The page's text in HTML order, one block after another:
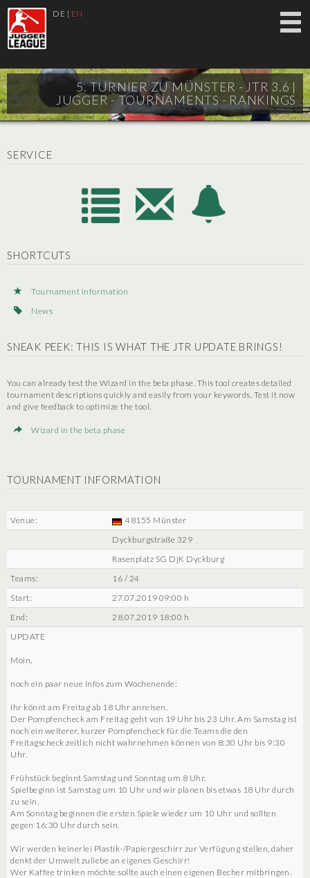
DE | EN
5. TURNIER ZU MÜNSTER - JTR 3.6 |
JUGGER - TOURNAMENTS - RANKINGS
SERVICE
SHORTCUTS
Tournament information
News
SNEAK PEEK: THIS IS WHAT THE JTR UPDATE BRINGS!
You can already test the Wizard in the beta phase. This tool creates detailed
tournament descriptions quickly and easily from your keywords. Test it now
and give feedback to optimize the tool.
Wizard in the beta phase
TOURNAMENT INFORMATION
Venue:
48155 Münster
Dyckburgstraße 329
Rasenplatz SG DjK Dyckburg
Teams:
16 / 24
Start:
27.07.2019 09:00 h
End:
28.07.2019 18:00 h
UPDATE
Moin,
noch ein paar neue Infos zum Wochenende:
Ihr könnt am Freitag ab 18 Uhr anreisen.
Der Pompfencheck am Freitag geht von 19 Uhr bis 23 Uhr. Am Samstag ist
noch ein weiterer, kurzer Pompfencheck für die Teams die den
Freitagscheck zeitlich nicht wahrnehmen können von 8:30 Uhr bis 9:30
Uhr.
Frühstück beginnt Samstag und Sonntag um 8 Uhr.
Spielbeginn ist Samstag um 10 Uhr und wir planen bis etwas 18 Uhr durch
zu sein.
Am Sonntag beginnen die ersten Spiele wieder um 10 Uhr und sollten
gegen 16:30 Uhr durch sein.
Wir werden keinerlei Plastik-/Papiergeschirr zur Verfügung stellen, daher
denkt der Umwelt zuliebe an eigenes Geschirr!
Wer Kaffee trinken möchte sollte auch einen eigenen Becher mitbringen.